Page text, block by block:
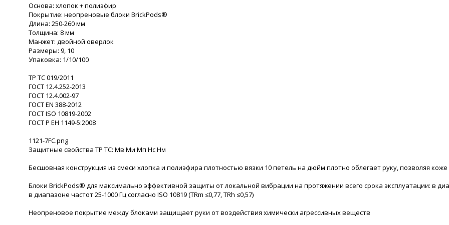
Основа: хлопок + полиэфир
Покрытие: неопреновые блоки BrickPods®
Длина: 250-260 мм
Толщина: 8 мм
Манжет: двойной оверлок
Размеры: 9, 10
Упаковка: 1/10/100
ТР ТС 019/2011
ГОСТ 12.4.252-2013
ГОСТ 12.4.002-97
ГОСТ ЕN 388-2012
ГОСТ ISO 10819-2002
ГОСТ Р ЕН 1149-5:2008
1121-7FC.png
Защитные свойства ТР ТС: Мв Ми Мп Нс Нм
Бесшовная конструкция из смеси хлопка и полиэфира плотностью вязки 10 петель на дюйм плотно облегает руку, позволяя
Блоки BrickPods® для максимально эффективной защиты от локальной вибрации на протяжении всего срока эксплуатации: в
в диапазоне частот 25-1000 Гц согласно ISO 10819 (TRm ≤0,77, TRh ≤0,57)
Неопреновое покрытие между блоками защищает руки от воздействия химически агрессивных веществ